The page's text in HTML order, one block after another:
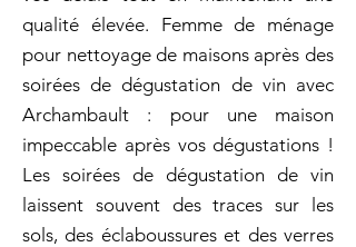
qualité élevée. Femme de ménage
pour nettoyage de maisons après des
soirées de dégustation de vin avec
Archambault : pour une maison
impeccable après vos dégustations !
Les soirées de dégustation de vin
laissent souvent des traces sur les
sols, des éclaboussures et des verres